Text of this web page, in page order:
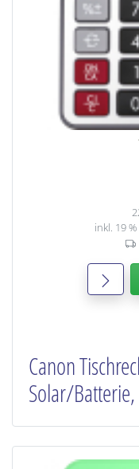
inkl. 19
Canon
Solar/Batterie,